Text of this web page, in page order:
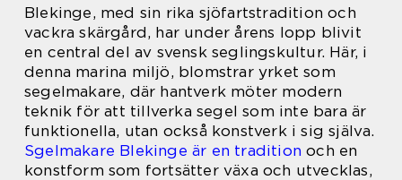
Blekinge, med sin rika sjöfartstradition och
vackra skärgård, har under årens lopp blivit
en central del av svensk seglingskultur. Här, i
denna marina miljö, blomstrar yrket som
segelmakare, där hantverk möter modern
teknik för att tillverka segel som inte bara är
funktionella, utan också konstverk i sig själva.
Sgelmakare Blekinge är en tradition och en
konstform som fortsätter växa och utvecklas,